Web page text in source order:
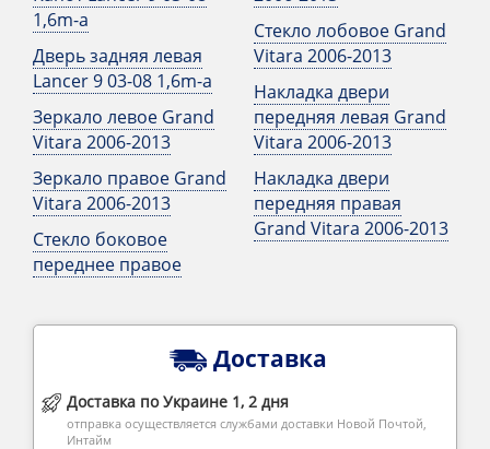
1,6m-a
Дверь задняя левая
Lancer 9 03-08 1,6m-a
Зеркало левое Grand
Vitara 2006-2013
Зеркало правое Grand
Vitara 2006-2013
Стекло боковое
переднее правое
Стекло лобовое Grand
Vitara 2006-2013
Накладка двери
передняя левая Grand
Vitara 2006-2013
Накладка двери
передняя правая
Grand Vitara 2006-2013
Доставка
Доставка по Украине 1, 2 дня
отправка осуществляется службами доставки Новой Почтой,
Интайм